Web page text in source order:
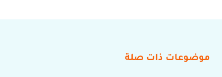
موضوعات ذات صلة